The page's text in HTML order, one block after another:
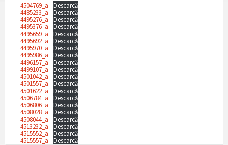
4504769_a
Descarcă
4485233_a
Descarcă
4495276_a
Descarcă
4495376_a
Descarcă
4495659_a
Descarcă
4495692_a
Descarcă
4495970_a
Descarcă
4495986_a
Descarcă
4496157_a
Descarcă
4499107_a
Descarcă
4501042_a
Descarcă
4501557_a
Descarcă
4501622_a
Descarcă
4506784_a
Descarcă
4506806_a
Descarcă
4508028_a
Descarcă
4508044_a
Descarcă
4513232_a
Descarcă
4515552_a
Descarcă
4515557_a
Descarcă